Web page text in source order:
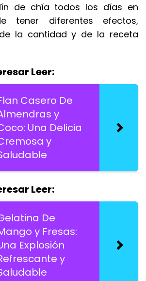
de chía todos los días en
tener diferentes efectos,
la cantidad y de la receta
Leer:
Casero De
y
Una Delicia
y
Leer:
De
y Fresas:
Explosión
y